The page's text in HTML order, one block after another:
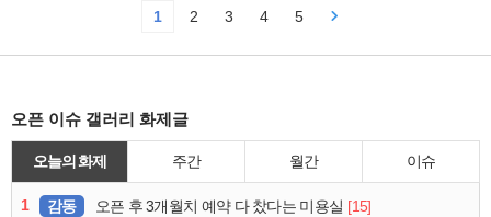
1 2 3 4 5
오픈 이슈 갤러리 화제글
오늘의 화제 주간 월간 이슈
1 감동 오픈 후 3개월치 예약 다 찼다는 미용실 [15]